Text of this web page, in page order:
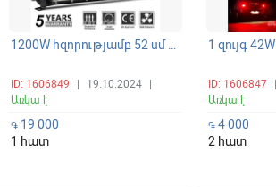
1200W հզորությամբ 52 սմ երկարությամբ ԼԵԴ բար (բալկա) լապտեր գերպայծառ և պանորամային լուսարձակմամբ
ID: 1606849 19.10.2024
Առկա է
֏ 19 000
1 հատ
ID: 1606847
Առկա է
֏4 000
2 հատ